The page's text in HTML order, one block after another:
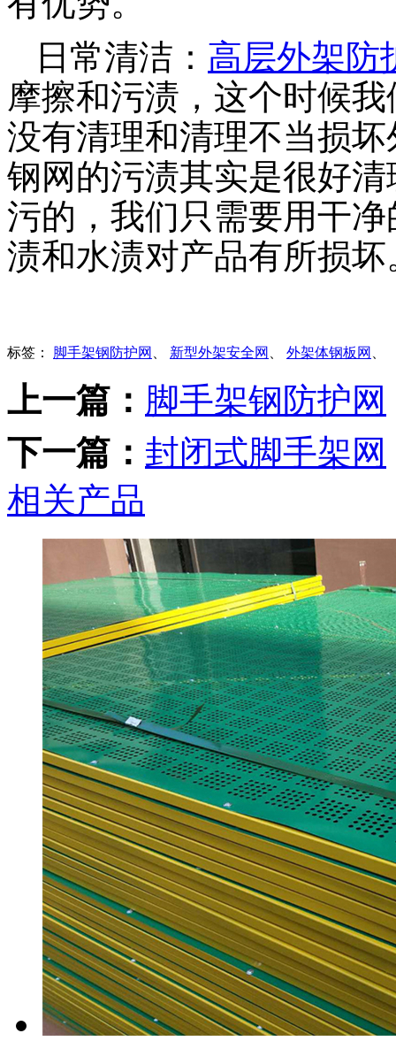
日常清洁： 高层外架防
摩擦和污渍，这个时候
没有清理和清理不当损
钢网的污渍其实是很好
污的，我们只需要用干
渍和水渍对产品有所损坏
标签： 脚手架钢防护网 新型外架安全网 外架体钢板网
上一篇： 脚手架钢防护网
下一篇： 封闭式脚手架网
相关产品